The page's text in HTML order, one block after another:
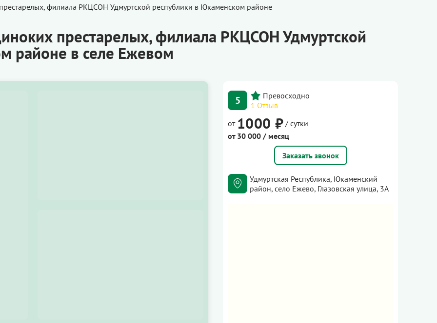
филиала РКЦСОН Удмуртской республики в Юкаменском районе
престарелых, филиала РКЦСОН Удмуртской
районе в селе Ежевом
5
1 Отзыв
от 1000 ₽/ сутки
от 30 000 / месяц
Заказать звонок
Удмуртская Республика, Юкаменский
район, село Ежево, Глазовская улица, 3А